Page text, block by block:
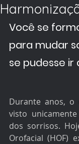
Você se
para mudar
se pudesse ir
Durante anos, o
visto
dos sorrisos.
Orofacial (HOF)